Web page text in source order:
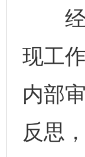
经查
现工
内部
反思